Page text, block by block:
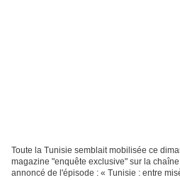
Toute la Tunisie semblait mobilisée ce
magazine "enquête exclusive" sur la
annoncé de l'épisode : « Tunisie : entre